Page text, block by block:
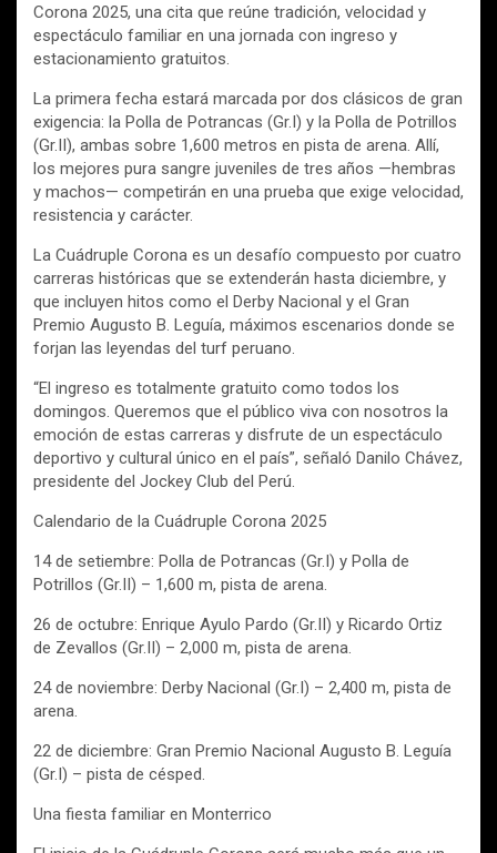
Corona 2025, una cita que reúne tradición, velocidad y
espectáculo familiar en una jornada con ingreso y
estacionamiento gratuitos.
La primera fecha estará marcada por dos clásicos de gran
exigencia: la Polla de Potrancas (Gr.I) y la Polla de Potrillos
(Gr.II), ambas sobre 1,600 metros en pista de arena. Allí,
los mejores pura sangre juveniles de tres años —hembras
y machos— competirán en una prueba que exige velocidad,
resistencia y carácter.
La Cuádruple Corona es un desafío compuesto por cuatro
carreras históricas que se extenderán hasta diciembre, y
que incluyen hitos como el Derby Nacional y el Gran
Premio Augusto B. Leguía, máximos escenarios donde se
forjan las leyendas del turf peruano.
“El ingreso es totalmente gratuito como todos los
domingos. Queremos que el público viva con nosotros la
emoción de estas carreras y disfrute de un espectáculo
deportivo y cultural único en el país”, señaló Danilo Chávez,
presidente del Jockey Club del Perú.
Calendario de la Cuádruple Corona 2025
14 de setiembre: Polla de Potrancas (Gr.I) y Polla de
Potrillos (Gr.II) – 1,600 m, pista de arena.
26 de octubre: Enrique Ayulo Pardo (Gr.II) y Ricardo Ortiz
de Zevallos (Gr.II) – 2,000 m, pista de arena.
24 de noviembre: Derby Nacional (Gr.I) – 2,400 m, pista de
arena.
22 de diciembre: Gran Premio Nacional Augusto B. Leguía
(Gr.I) – pista de césped.
Una fiesta familiar en Monterrico